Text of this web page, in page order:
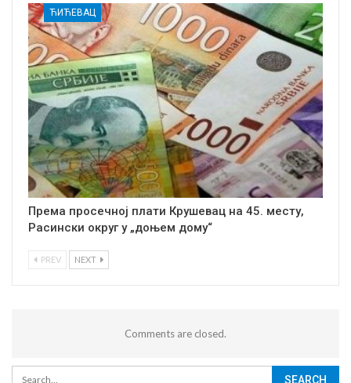
ЋИЋЕВАЦ
Према просечној плати Крушевац на 45. месту,
Расински округ у „доњем дому“
PREV NEXT
Comments are closed.